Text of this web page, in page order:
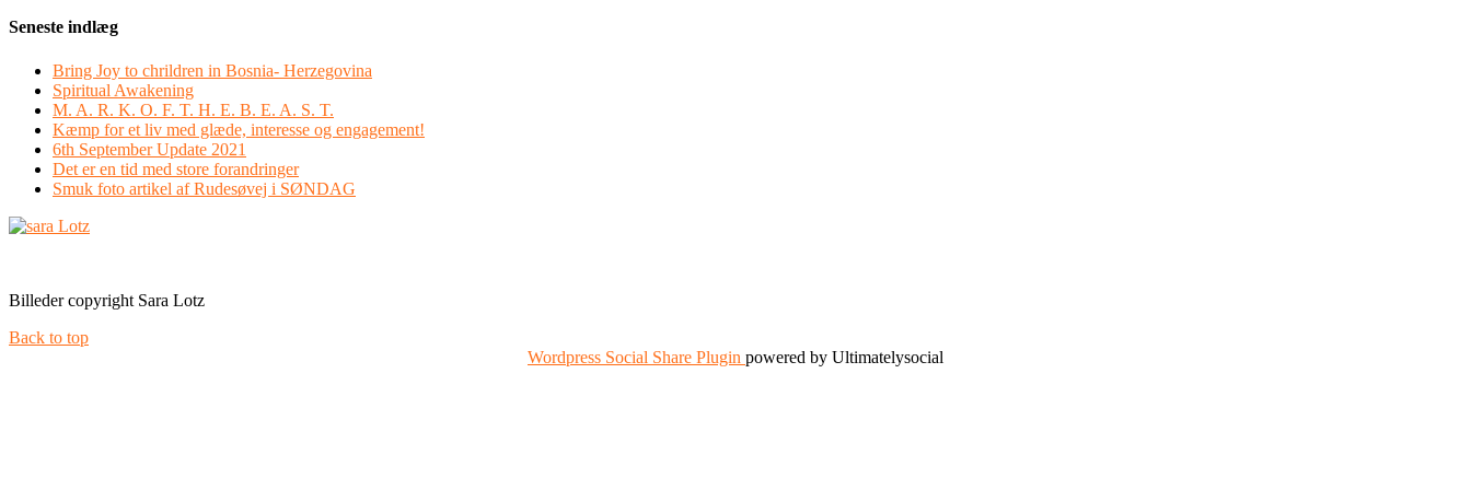
Seneste indlæg
Bring Joy to chrildren in Bosnia- Herzegovina
Spiritual Awakening
M. A. R. K. O. F. T. H. E. B. E. A. S. T.
Kæmp for et liv med glæde, interesse og engagement!
6th September Update 2021
Det er en tid med store forandringer
Smuk foto artikel af Rudesøvej i SØNDAG
Billeder copyright Sara Lotz
Back to top
Wordpress Social Share Plugin powered by Ultimatelysocial